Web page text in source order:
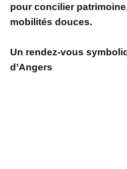
pour concilier
mobilités douces.
Un rendez-vous
d’Angers